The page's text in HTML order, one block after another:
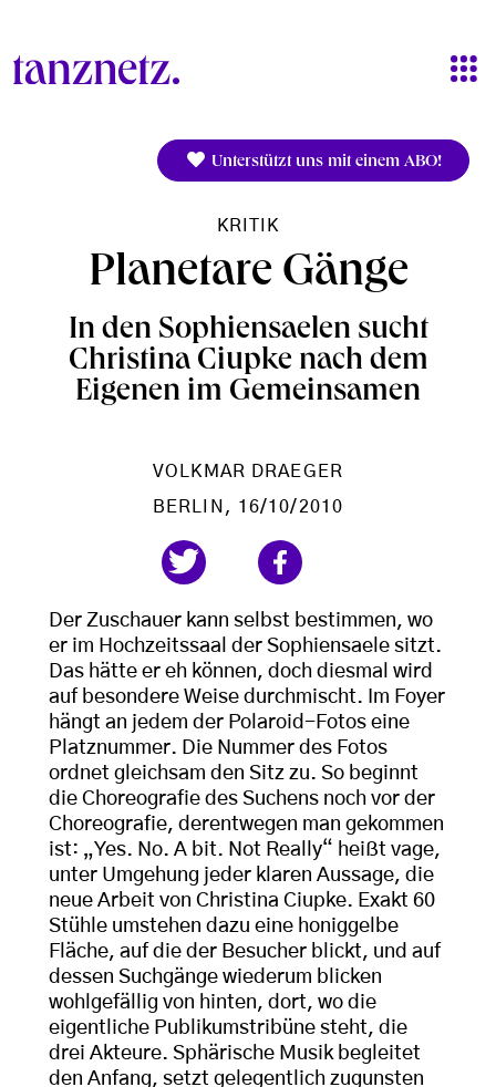
Unterstützt uns mit einem ABO!
KRITIK
Planetare Gänge
In den Sophiensaelen sucht
Christina Ciupke nach dem
Eigenen im Gemeinsamen
VOLKMAR DRAEGER
BERLIN , 16/10/2010
Der Zuschauer kann selbst bestimmen, wo
er im Hochzeitssaal der Sophiensaele sitzt.
Das hätte er eh können, doch diesmal wird
auf besondere Weise durchmischt. Im Foyer
hängt an jedem der Polaroid-Fotos eine
Platznummer. Die Nummer des Fotos
ordnet gleichsam den Sitz zu. So beginnt
die Choreografie des Suchens noch vor der
Choreografie, derentwegen man gekommen
ist: „Yes. No. A bit. Not Really“ heißt vage,
unter Umgehung jeder klaren Aussage, die
neue Arbeit von Christina Ciupke. Exakt 60
Stühle umstehen dazu eine honiggelbe
Fläche, auf die der Besucher blickt, und auf
dessen Suchgänge wiederum blicken
wohlgefällig von hinten, dort, wo die
eigentliche Publikumstribüne steht, die
drei Akteure. Sphärische Musik begleitet
den Anfang, setzt gelegentlich zugunsten